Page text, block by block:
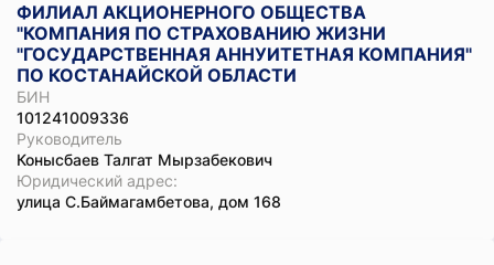
ФИЛИАЛ АКЦИОНЕРНОГО ОБЩЕСТВА
"КОМПАНИЯ ПО СТРАХОВАНИЮ ЖИЗНИ
"ГОСУДАРСТВЕННАЯ АННУИТЕТНАЯ КОМПАНИЯ"
ПО КОСТАНАЙСКОЙ ОБЛАСТИ
БИН
101241009336
Руководитель
Конысбаев Талгат Мырзабекович
Юридический адрес:
улица С.Баймагамбетова, дом 168